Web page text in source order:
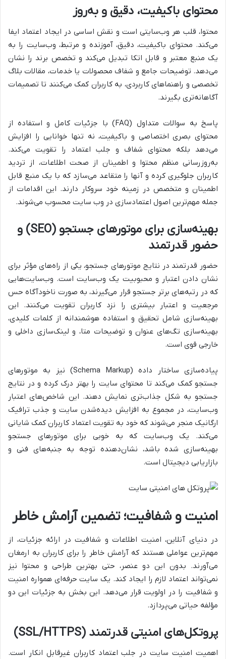
محتوای باکیفیت، دقیق و به‌روز
محتوا، قلب هر وب‌سایتی است و نقش اساسی در ایجاد اعتماد ایفا
می‌کند. محتوای باکیفیت، دقیق، آموزنده و مرتبط، وب‌سایت را به
یک منبع معتبر و قابل اتکا تبدیل می‌کند و تخصص برند را نشان
می‌دهد. توضیحات جامع و شفاف محصولات یا خدمات، مقالات بلاگ
تخصصی و راهنماهای کاربردی، به کاربران کمک می‌کنند تا تصمیمات
آگاهانه‌تری بگیرند.
پاسخ به سوالات متداول (FAQ) با جزئیات کامل و استفاده از
محتوای بصری اختصاصی و باکیفیت، نه تنها خوانایی را افزایش
می‌دهد بلکه محتوای شفاف و جلب اعتماد را تقویت می‌کند.
به‌روزرسانی منظم محتوا و اطمینان از صحت اطلاعات، از تردید
کاربران جلوگیری کرده و آنها را متقاعد می‌سازد که با یک منبع قابل
اطمینان و متخصص در زمینه خود سروکار دارند. این اقدامات از
جمله مهم‌ترین اصول اعتمادسازی در وب سایت محسوب می‌شوند.
بهینه‌سازی برای موتورهای جستجو (SEO) و
حضور قدرتمند
حضور قدرتمند در نتایج موتورهای جستجو، یکی از راه‌های مؤثر برای
نشان دادن اعتبار و محبوبیت یک وب‌سایت است. وب‌سایت‌هایی
که در رتبه‌های برتر جستجو قرار می‌گیرند، به صورت ناخودآگاه حس
مرجعیت و اعتبار بیشتری را نزد کاربران تقویت می‌کنند. این
بهینه‌سازی شامل تحقیق و استفاده هوشمندانه از کلمات کلیدی،
بهینه‌سازی تگ‌های عنوان و توضیحات متا، و لینک‌سازی داخلی و
خارجی قوی است.
پیاده‌سازی ساختار داده (Schema Markup) نیز به موتورهای
جستجو کمک می‌کند تا محتوای سایت را بهتر درک کرده و در نتایج
جستجو به شکل جذاب‌تری نمایش دهند. این شاخص‌های اعتبار
وب‌سایت، در مجموع به افزایش دیده‌شدن سایت و جذب ترافیک
ارگانیک منجر می‌شوند که خود به تقویت اعتماد کاربران کمک شایانی
می‌کند. یک وب‌سایت که به خوبی برای موتورهای جستجو
بهینه‌سازی شده باشد، نشان‌دهنده توجه به جنبه‌های فنی و
بازاریابی دیجیتال است.
امنیت و شفافیت؛ تضمین آرامش خاطر
در دنیای آنلاین، امنیت اطلاعات و شفافیت در ارائه جزئیات، از
مهم‌ترین عواملی هستند که آرامش خاطر را برای کاربران به ارمغان
می‌آورند. بدون این دو عنصر، حتی بهترین طراحی و محتوا نیز
نمی‌تواند اعتماد لازم را ایجاد کند. یک سایت حرفه‌ای همواره امنیت
و شفافیت را در اولویت قرار می‌دهد. این بخش به جزئیات این دو
مؤلفه حیاتی می‌پردازد.
پروتکل‌های امنیتی قدرتمند (SSL/HTTPS)
اهمیت امنیت سایت در جلب اعتماد کاربران غیرقابل انکار است.